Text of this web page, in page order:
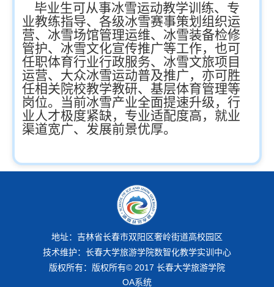
毕业生可从事冰雪运动教学训练、专
业教练指导、各级冰雪赛事策划组织运
营、冰雪场馆管理运维、冰雪装备检修
管护、冰雪文化宣传推广等工作，也可
任职体育行业行政服务、冰雪文旅项目
运营、大众冰雪运动普及推广，亦可胜
任相关院校教学教研、基层体育管理等
岗位。当前冰雪产业全面提速升级，行
业人才极度紧缺，专业适配度高，就业
渠道宽广、发展前景优厚。
地址：吉林省长春市双阳区奢岭街道高校园区
技术维护：长春大学旅游学院数智化教学实训中心
版权所有：版权所有© 2017 长春大学旅游学院
OA系统